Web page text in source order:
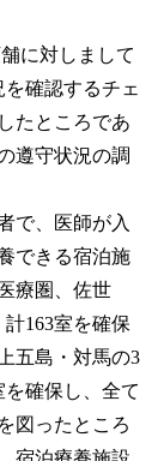
に対しまして
確認するチェ
たところであ
遵守状況の調
で、医師が入
できる宿泊施
療圏、佐世
163室を確保
五島・対馬の3
確保し、全て
図ったところ